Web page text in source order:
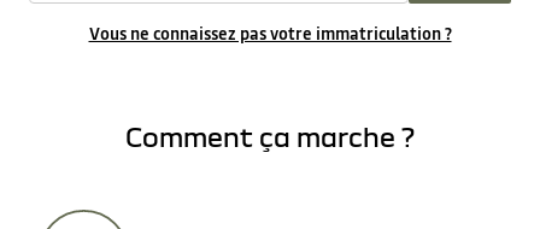
Vous ne connaissez pas votre immatriculation ?
Comment ça marche ?